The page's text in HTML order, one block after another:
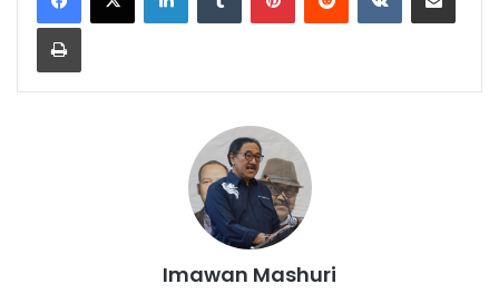
Print
Imawan Mashuri